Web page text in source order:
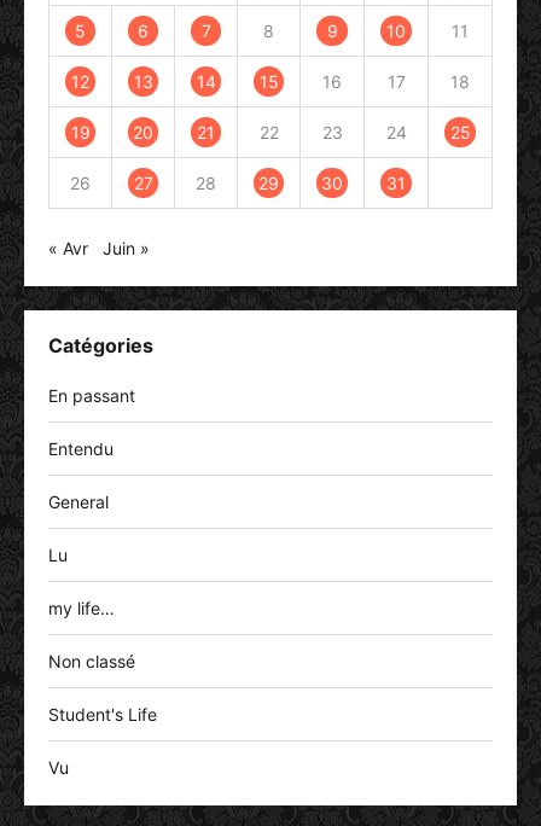
5 6 7 8 9 10 11
12 13 14 15 16 17 18
19 20 21 22 23 24 25
26 27 28 29 30 31
« Avr Juin »
Catégories
En passant
Entendu
General
Lu
my life…
Non classé
Student's Life
Vu